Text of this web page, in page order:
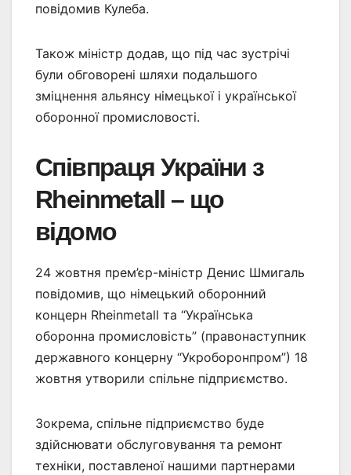
повідомив Кулеба.
Також міністр додав, що під час зустрічі
були обговорені шляхи подальшого
зміцнення альянсу німецької і української
оборонної промисловості.
Співпраця України з
Rheinmetall – що
відомо
24 жовтня прем’єр-міністр Денис Шмигаль
повідомив, що німецький оборонний
концерн Rheinmetall та “Українська
оборонна промисловість” (правонаступник
державного концерну “Укроборонпром”) 18
жовтня утворили спільне підприємство.
Зокрема, спільне підприємство буде
здійснювати обслуговування та ремонт
техніки, поставленої нашими партнерами